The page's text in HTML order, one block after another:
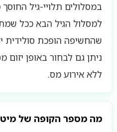
במסלולים תלויי-גיל
למסלול הגיל הבא ככל
שהחשיפה הופכת סולידית
ניתן גם לבחור באופן
ללא אירוע מס.
מה מספר הקופה של מיטב גמל